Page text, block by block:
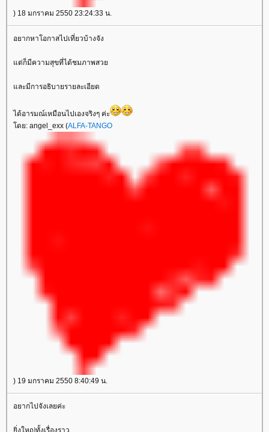
) 18 มกราคม 2550 23:24:33 น.
อยากหาโอกาสไปเที่ยวบ้างจัง
ต่ก็มีความสุขที่ได้ชมภาพสว
ละมีการอธิบายรายละเอียด
ได้อารมณ์เหมือนไปเองจริงๆ ค่ะ
ดย: angel_exx (ALFA-TANGO
) 19 มกราคม 2550 8:40:49 น.
อยากไปจังเลยค่ะ
ิ่งใหญ่ทั้งเรื่องราว